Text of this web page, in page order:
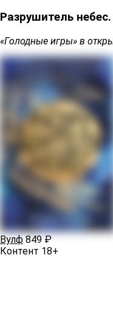
Разрушитель
«Голодные игры» в
Вулф 849 ₽
Контент 18+